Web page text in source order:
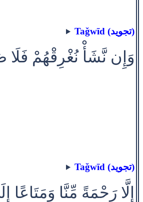
Taǧwīd (تجويد)
وَإِن نَّشَأْ نُغْرِقْهُمْ فَلَا
Taǧwīd (تجويد)
إِلَّا رَحْمَةً مِّنَّا وَمَتَاعًا